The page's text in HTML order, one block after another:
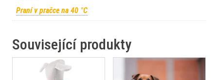
Praní v pračce na 40 °C
Související produkty